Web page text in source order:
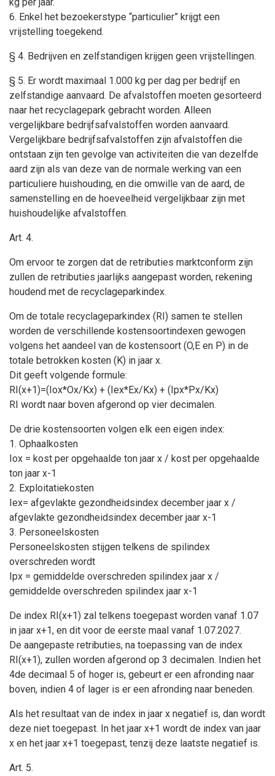
6. Enkel het bezoekerstype “particulier” krijgt een
vrijstelling toegekend.
§ 4. Bedrijven en zelfstandigen krijgen geen vrijstellingen.
§ 5. Er wordt maximaal 1.000 kg per dag per bedrijf en
zelfstandige aanvaard. De afvalstoffen moeten gesorteerd
naar het recyclagepark gebracht worden. Alleen
vergelijkbare bedrijfsafvalstoffen worden aanvaard.
Vergelijkbare bedrijfsafvalstoffen zijn afvalstoffen die
ontstaan zijn ten gevolge van activiteiten die van dezelfde
aard zijn als van deze van de normale werking van een
particuliere huishouding, en die omwille van de aard, de
samenstelling en de hoeveelheid vergelijkbaar zijn met
huishoudelijke afvalstoffen.
Art. 4.
Om ervoor te zorgen dat de retributies marktconform zijn
zullen de retributies jaarlijks aangepast worden, rekening
houdend met de recyclageparkindex.
Om de totale recyclageparkindex (RI) samen te stellen
worden de verschillende kostensoortindexen gewogen
volgens het aandeel van de kostensoort (O,E en P) in de
totale betrokken kosten (K) in jaar x.
Dit geeft volgende formule:
RI(x+1)=(Iox*Ox/Kx) + (Iex*Ex/Kx) + (Ipx*Px/Kx)
RI wordt naar boven afgerond op vier decimalen.
De drie kostensoorten volgen elk een eigen index:
1. Ophaalkosten
Iox = kost per opgehaalde ton jaar x / kost per opgehaalde
ton jaar x-1
2. Exploitatiekosten
Iex= afgevlakte gezondheidsindex december jaar x /
afgevlakte gezondheidsindex december jaar x-1
3. Personeelskosten
Personeelskosten stijgen telkens de spilindex
overschreden wordt
Ipx = gemiddelde overschreden spilindex jaar x /
gemiddelde overschreden spilindex jaar x-1
De index RI(x+1) zal telkens toegepast worden vanaf 1.07
in jaar x+1, en dit voor de eerste maal vanaf 1.07.2027.
De aangepaste retributies, na toepassing van de index
RI(x+1), zullen worden afgerond op 3 decimalen. Indien het
4de decimaal 5 of hoger is, gebeurt er een afronding naar
boven, indien 4 of lager is er een afronding naar beneden.
Als het resultaat van de index in jaar x negatief is, dan wordt
deze niet toegepast. In het jaar x+1 wordt de index van jaar
x en het jaar x+1 toegepast, tenzij deze laatste negatief is.
Art. 5.